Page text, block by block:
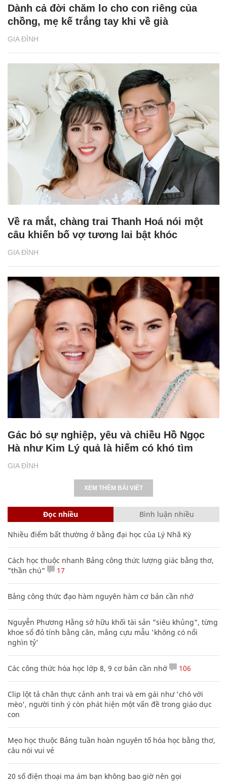
GIA ĐÌNH
Dành cả đời chăm lo cho con riêng của
chồng, mẹ kế trắng tay khi về già
GIA ĐÌNH
Về ra mắt, chàng trai Thanh Hoá nói một
câu khiến bố vợ tương lai bật khóc
GIA ĐÌNH
Gác bỏ sự nghiệp, yêu và chiều Hồ Ngọc
Hà như Kim Lý quả là hiếm có khó tìm
XEM THÊM BÀI VIẾT
Đọc nhiều Bình luận nhiều
Nhiều điểm bất thường ở bằng đại học của Lý Nhã Kỳ
Cách học thuộc nhanh Bảng công thức lượng giác bằng thơ,
"thần chú"
17
Bảng công thức đạo hàm nguyên hàm cơ bản cần nhớ
Nguyễn Phương Hằng sở hữu khối tài sản "siêu khủng", từng
khoe sổ đỏ tính bằng cân, mắng cựu mẫu 'không có nổi
nghìn tỷ'
Các công thức hóa học lớp 8, 9 cơ bản cần nhớ 106
Clip lột tả chân thực cảnh anh trai và em gái như 'chó với
mèo', người tinh ý còn phát hiện một vấn đề trong giáo dục
con
Mẹo học thuộc Bảng tuần hoàn nguyên tố hóa học bằng thơ,
câu nói vui vẻ
20 số điện thoại ma ám bạn không bao giờ nên gọi